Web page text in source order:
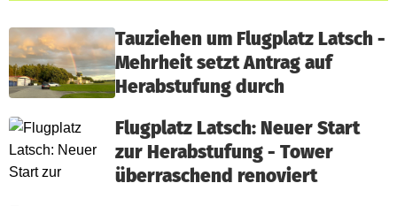
Tauziehen um Flugplatz Latsch -
Mehrheit setzt Antrag auf
Herabstufung durch
Flugplatz Latsch: Neuer Start
zur Herabstufung - Tower
überraschend renoviert